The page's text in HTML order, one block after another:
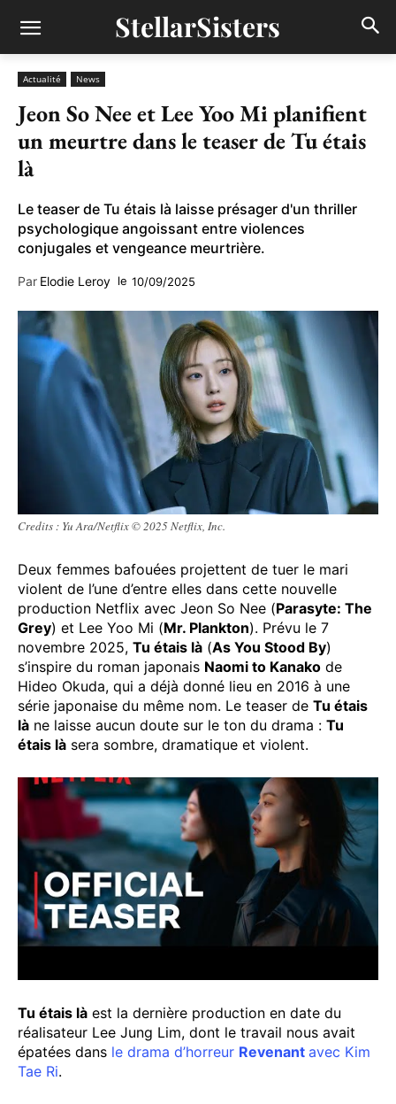
StellarSisters
Actualité News
Jeon So Nee et Lee Yoo Mi planifient
un meurtre dans le teaser de Tu étais
là
Le teaser de Tu étais là laisse présager d'un thriller
psychologique angoissant entre violences
conjugales et vengeance meurtrière.
Par Elodie Leroy le 10/09/2025
Credits : Yu Ara/Netflix © 2025 Netflix, Inc.
Deux femmes bafouées projettent de tuer le mari
violent de l’une d’entre elles dans cette nouvelle
production Netflix avec Jeon So Nee (Parasyte: The
Grey) et Lee Yoo Mi (Mr. Plankton). Prévu le 7
novembre 2025, Tu étais là (As You Stood By)
s’inspire du roman japonais Naomi to Kanako de
Hideo Okuda, qui a déjà donné lieu en 2016 à une
série japonaise du même nom. Le teaser de Tu étais
là ne laisse aucun doute sur le ton du drama : Tu
étais là sera sombre, dramatique et violent.
Tu étais là est la dernière production en date du
réalisateur Lee Jung Lim, dont le travail nous avait
épatées dans le drama d’horreur Revenant avec Kim
Tae Ri.